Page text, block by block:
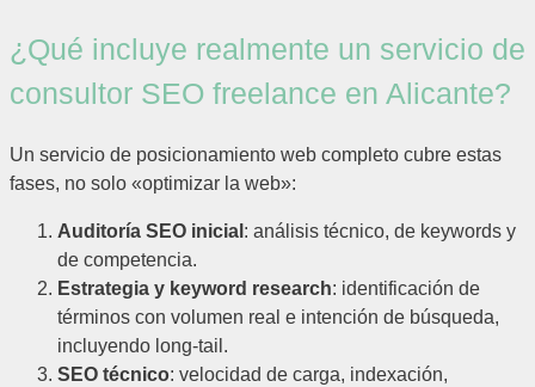
¿Qué incluye realmente un servicio de
consultor SEO freelance en Alicante?
Un servicio de posicionamiento web completo cubre estas
fases, no solo «optimizar la web»:
Auditoría SEO inicial : análisis técnico, de keywords y
de competencia.
Estrategia y keyword research: identificación de
términos con volumen real e intención de búsqueda,
incluyendo long-tail.
SEO técnico: velocidad de carga, indexación,